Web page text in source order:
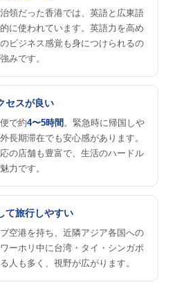
領だった香港では、英語と広東語
的に使われています。英語力を高め
ビジネス感覚も身につけられるの
みです。
セスが良い
で約4〜5時間 。緊急時に帰国しや
長期滞在でも安心感があります。
の店舗も豊富で、生活のハードル
力です。
て旅行しやすい
空港を持ち、近隣アジア各国への
ーホリ中に台湾・タイ・シンガポ
人も多く、視野が広がります。